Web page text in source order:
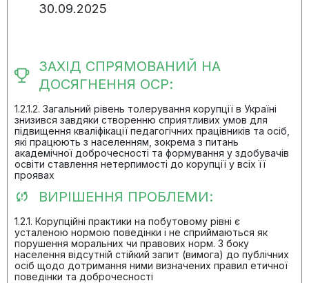
30.09.2025
ЗАХІД СПРЯМОВАНИЙ НА
ДОСЯГНЕННЯ ОСР:
1.2.1.2. Загальний рівень толерування корупції в Україні
знизився завдяки створенню сприятливих умов для
підвищення кваліфікації педагогічних працівників та осіб,
які працюють з населенням, зокрема з питань
академічної доброчесності та формування у здобувачів
освіти ставлення нетерпимості до корупції у всіх її
проявах
ВИРІШЕННЯ ПРОБЛЕМИ:
1.2.1. Корупційні практики на побутовому рівні є
усталеною нормою поведінки і не сприймаються як
порушення моральних чи правових норм. З боку
населення відсутній стійкий запит (вимога) до публічних
осіб щодо дотримання ними визначених правил етичної
поведінки та доброчесності